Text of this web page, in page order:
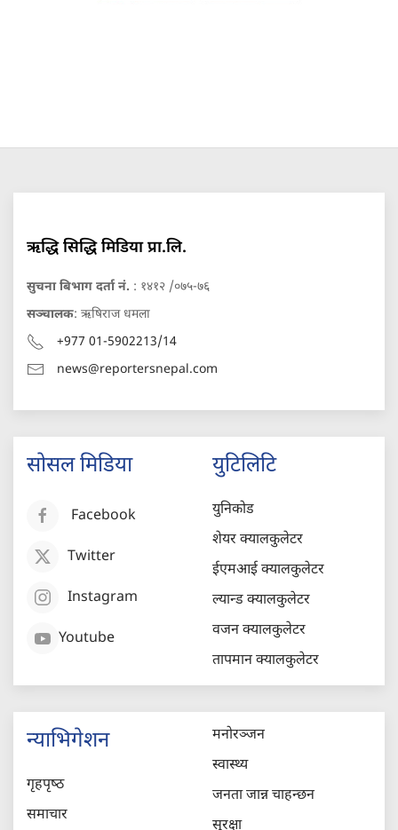
ऋद्धि सिद्धि मिडिया प्रा.लि.
सुचना बिभाग दर्ता नं. : १४१२ /०७५-७६
सञ्चालक: ऋषिराज धमला
+977 01-5902213/14
news@reportersnepal.com
सोसल मिडिया
Facebook
Twitter
Instagram
Youtube
युटिलिटि
युनिकोड
शेयर क्यालकुलेटर
ईएमआई क्यालकुलेटर
ल्यान्ड क्यालकुलेटर
वजन क्यालकुलेटर
तापमान क्यालकुलेटर
न्याभिगेशन
गृहपृष्‍ठ
समाचार
मनोरञ्जन
स्वास्थ्य
जनता जान्न चाहन्छन
सुरक्षा